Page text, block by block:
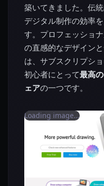
築いてきました。伝
デジタル制作の効率
す。プロフェッショ
の直感的なデザイン
は、サブスクリプシ
初心者にとって最高
ェアの一つです。
Loading image...